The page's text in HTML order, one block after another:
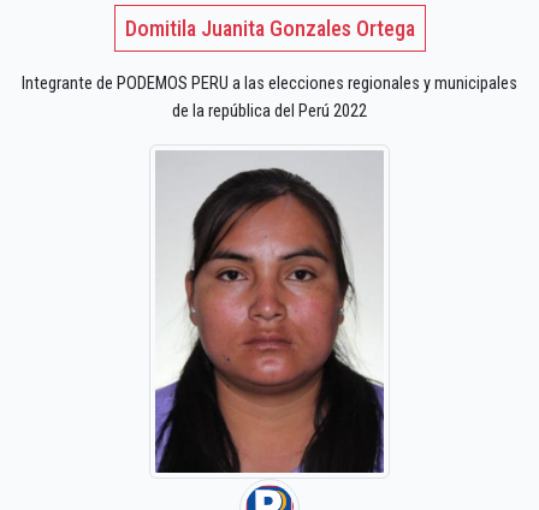
Domitila Juanita Gonzales Ortega
Integrante de PODEMOS PERU a las elecciones regionales y municipales
de la república del Perú 2022